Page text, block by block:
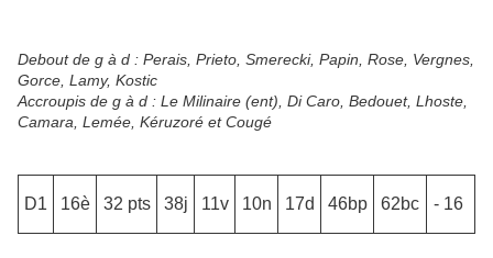
Debout de g à d : Perais, Prieto, Smerecki, Papin, Rose, Vergnes,
Gorce, Lamy, Kostic
Accroupis de g à d : Le Milinaire (ent), Di Caro, Bedouet, Lhoste,
Camara, Lemée, Kéruzoré et Cougé
D1 16è 32 pts 38j 11v 10n 17d 46bp 62bc - 16